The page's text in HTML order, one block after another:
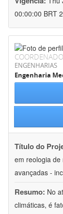
00:00:00 BRT
ENGENHARIAS
Engenharia
Título do
em reologia de
avançadas -
Resumo: No
climáticas, é